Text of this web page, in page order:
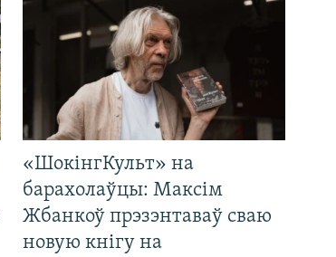
«ШокінгКульт» на
барахолаўцы: Максім
Жбанкоў прэзэнтаваў сваю
новую кнігу на